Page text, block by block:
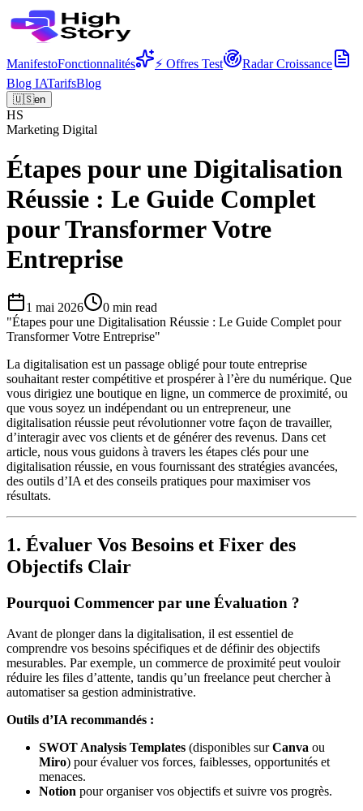
ManifestoFonctionnalités ⚡ Offres Test
Radar Croissance
Blog IATarifsBlog
🇺🇸en
HS
Marketing Digital
Étapes pour une Digitalisation
Réussie : Le Guide Complet
pour Transformer Votre
Entreprise
1 mai 2026 0 min read
"Étapes pour une Digitalisation Réussie : Le Guide Complet pour
Transformer Votre Entreprise"
La digitalisation est un passage obligé pour toute entreprise
souhaitant rester compétitive et prospérer à l’ère du numérique. Que
vous dirigiez une boutique en ligne, un commerce de proximité, ou
que vous soyez un indépendant ou un entrepreneur, une
digitalisation réussie peut révolutionner votre façon de travailler,
d’interagir avec vos clients et de générer des revenus. Dans cet
article, nous vous guidons à travers les étapes clés pour une
digitalisation réussie, en vous fournissant des stratégies avancées,
des outils d’IA et des conseils pratiques pour maximiser vos
résultats.
1. Évaluer Vos Besoins et Fixer des
Objectifs Clair
Pourquoi Commencer par une Évaluation ?
Avant de plonger dans la digitalisation, il est essentiel de
comprendre vos besoins spécifiques et de définir des objectifs
mesurables. Par exemple, un commerce de proximité peut vouloir
réduire les files d’attente, tandis qu’un freelance peut chercher à
automatiser sa gestion administrative.
Outils d’IA recommandés :
SWOT Analysis Templates (disponibles surCanva ou
Miro) pour évaluer vos forces, faiblesses, opportunités et
menaces.
Notion pour organiser vos objectifs et suivre vos progrès.